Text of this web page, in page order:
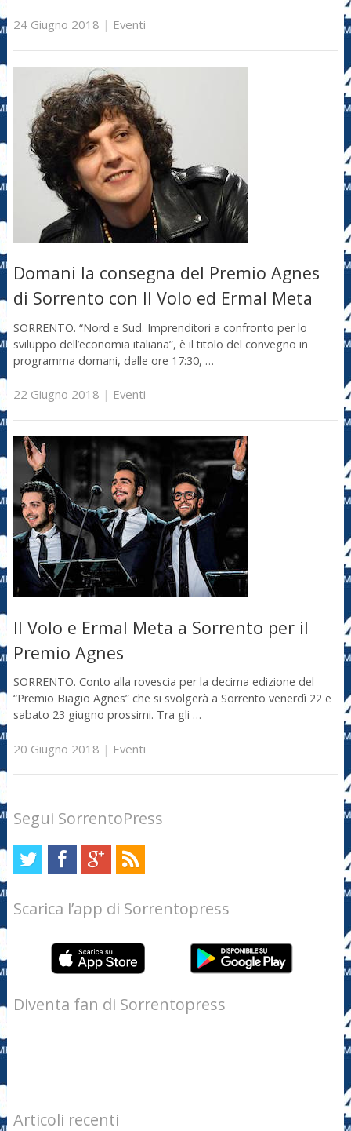
24 Giugno 2018 | Eventi
Domani la consegna del Premio Agnes
di Sorrento con Il Volo ed Ermal Meta
SORRENTO. “Nord e Sud. Imprenditori a confronto per lo
sviluppo dell’economia italiana”, è il titolo del convegno in
programma domani, dalle ore 17:30, …
22 Giugno 2018 | Eventi
Il Volo e Ermal Meta a Sorrento per il
Premio Agnes
SORRENTO. Conto alla rovescia per la decima edizione del
“Premio Biagio Agnes” che si svolgerà a Sorrento venerdì 22 e
sabato 23 giugno prossimi. Tra gli …
20 Giugno 2018 | Eventi
Segui SorrentoPress
Scarica l’app di Sorrentopress
Diventa fan di Sorrentopress
Articoli recenti